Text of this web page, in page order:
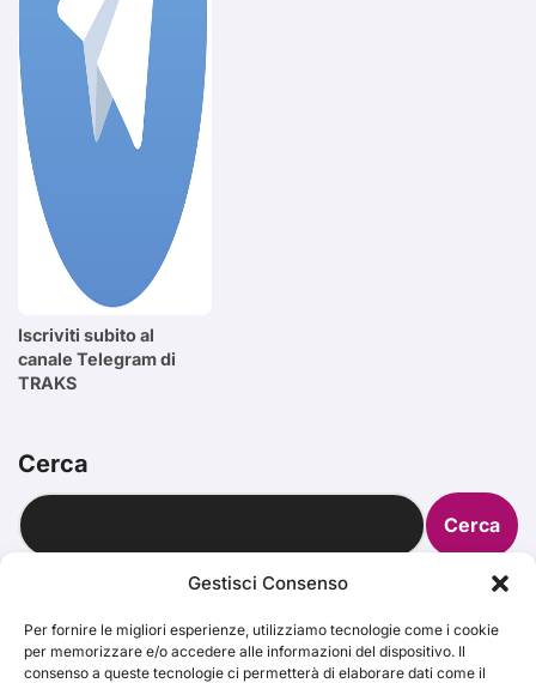
Gestisci Consenso
Per fornire le migliori esperienze, utilizziamo tecnologie come i cookie
per memorizzare e/o accedere alle informazioni del dispositivo. Il
consenso a queste tecnologie ci permetterà di elaborare dati come il
Iscriviti subito al
canale Telegram di
TRAKS
Cerca
Cerca